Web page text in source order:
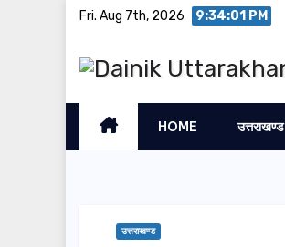
Fri. Aug 7th, 2026 9:34:01 PM
HOME उत्तराखण्ड
उत्तराखण्ड